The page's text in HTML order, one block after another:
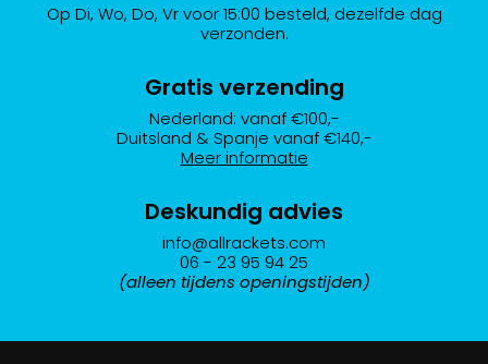
Op Di, Wo, Do, Vr voor 15:00 besteld, dezelfde dag
verzonden.
Gratis verzending
Nederland: vanaf €100,-
Duitsland & Spanje vanaf €140,-
Meer informatie
Deskundig advies
info@allrackets.com
06 - 23 95 94 25
(alleen tijdens openingstijden)